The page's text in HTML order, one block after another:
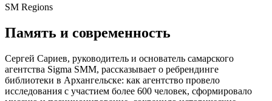
SM Regions
Память и современность
Сергей Сариев, руководитель и основатель самарского
агентства Sigma SMM, рассказывает о ребрендинге
библиотеки в Архангельске: как агентство провело
исследования с участием более 600 человек, сформировало